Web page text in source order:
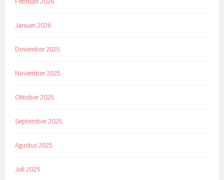
Januari 2026
Desember 2025
November 2025
Oktober 2025
September 2025
Agustus 2025
Juli 2025